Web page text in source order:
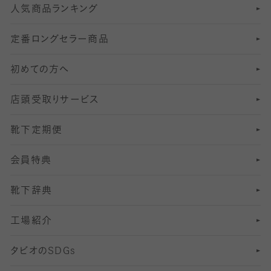
211デニールタイツ以上（防寒・厚手タイツ）
6 分丈レギンス
7 分丈 レギンス
8分丈 レギンス
10分丈 レギンス
12分丈レギンス
13分丈レギンス
オールスルーストッキング
冠婚葬祭向けソックス・靴下
スーツカジュアルソックス・靴下
ロングホーズ
ゴルフソックス・靴下
サッカー・フットサル用ソックス
ヨガソックス・靴下
スポーツ用レッグウォーマー
SSサイズ（21～23cm）
Sサイズ（22～25cm）
Mサイズ（25～27cm）
Lサイズ（27～29cm）
インナーソックス
加圧・着圧ソックス
冷えとり靴下
着圧・加圧タイツ
むくみ対策
足の疲れ対策
足の臭い対策
冷え対策
靴ずれ対策
人気商品ランキング
定番ロングセラー商品
初めての方へ
店頭受取りサービス
靴下定期便
会員特典
靴下辞典
工場紹介
タビオのSDGs